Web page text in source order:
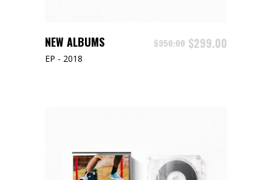
ADD TO CART
NEW ALBUMS $350.00 $299.00
EP - 2018